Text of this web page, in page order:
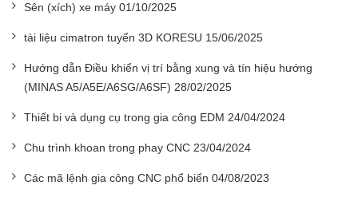
Sên (xích) xe máy 01/10/2025
tài liệu cimatron tuyển 3D KORESU 15/06/2025
Hướng dẫn Điều khiển vị trí bằng xung và tín hiệu hướng
(MINAS A5/A5E/A6SG/A6SF) 28/02/2025
Thiết bi và dụng cụ trong gia công EDM 24/04/2024
Chu trình khoan trong phay CNC 23/04/2024
Các mã lệnh gia công CNC phổ biến 04/08/2023